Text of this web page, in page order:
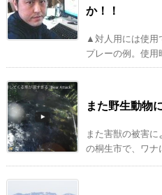
か！！
▲対人用には使用
プレーの例。使用
また野生動物
また害獣の被害
の桐生市で、ワナ